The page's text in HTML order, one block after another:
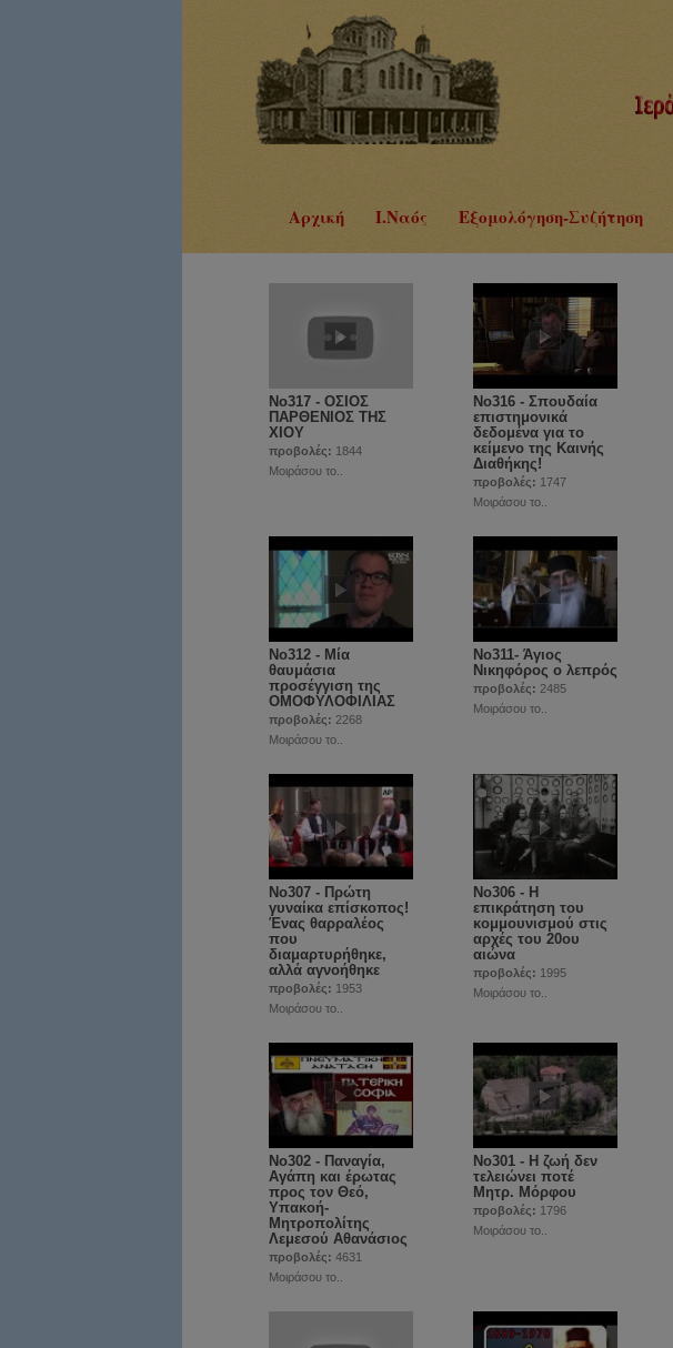
Αρχική Ι.Ναός Εξομολόγηση-Συζήτηση
No317 - ΟΣΙΟΣ
ΠΑΡΘΕΝΙΟΣ ΤΗΣ
ΧΙΟΥ
προβολές: 1844
Μοιράσου το..
Νο316 - Σπουδαία
επιστημονικά
δεδομένα για το
κείμενο της Καινής
Διαθήκης!
προβολές: 1747
Μοιράσου το..
No312 - Μία
θαυμάσια
προσέγγιση της
ΟΜΟΦΥΛΟΦΙΛΙΑΣ
προβολές: 2268
Μοιράσου το..
Νο311- Άγιος
Νικηφόρος ο λεπρός
προβολές: 2485
Μοιράσου το..
No307 - Πρώτη
γυναίκα επίσκοπος!
Ένας θαρραλέος
που
διαμαρτυρήθηκε,
αλλά αγνοήθηκε
προβολές: 1953
Μοιράσου το..
No306 - Η
επικράτηση του
κομμουνισμού στις
αρχές του 20ου
αιώνα
προβολές: 1995
Μοιράσου το..
No302 - Παναγία,
Αγάπη και έρωτας
προς τον Θεό,
Υπακοή-
Μητροπολίτης
Λεμεσού Αθανάσιος
προβολές: 4631
Μοιράσου το..
No301 - Η ζωή δεν
τελειώνει ποτέ
Μητρ. Μόρφου
προβολές: 1796
Μοιράσου το..